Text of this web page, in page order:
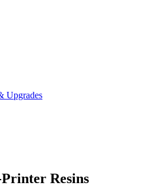
Upgrades
Resins